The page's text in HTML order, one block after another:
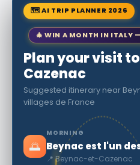
🗺 AI TRIP PLANNER 2026
🎄 WIN A MONTH IN
Plan your visit
Cazenac
Suggested itinerary near
villages de France
🌅
MORNING
📍 Beynac-et-Cazenac